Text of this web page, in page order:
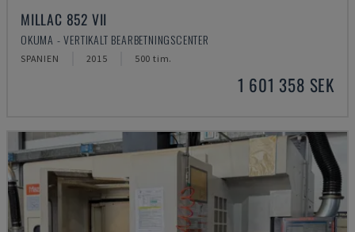
MILLAC 852 VII
OKUMA - VERTIKALT BEARBETNINGSCENTER
SPANIEN 2015 500 tim.
1 601 358 SEK